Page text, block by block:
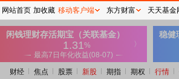
财经 焦点 股票 新股 期指 期权 行情
网站首页 加收藏 移动客户端 东方财富 天天基金